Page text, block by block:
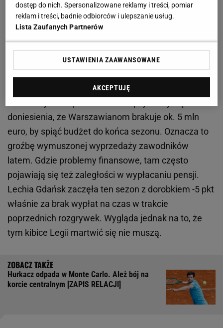
PlusLigi. Bednorz: Na boisku czujemy się jak rodzina
Ponad 20 mln złotych dziury w budżecie
Niezależnie jednak od tego, czyLegiaw lidze
musiała sobie radzić z dużymi kłopotami
doniesienia, że Warszawianom brakuje ok. 5 mln
euro, by spiąć budżet do końca sezonu. Oznacza to
groźbę wymuszonej wyprzedaży zawodników
latem. Gdzie problemy finansowe, tam często
pojawiają się też zaległości w wypłacaniu pensji.
Lechia Gdańsk zaczęła ten sezon z dorobkiem -5 pkt
właśnie za brak wypłat na czas w trakcie
poprzednich rozgrywek. Wygląda jednak na to, że
tym kibice Legii martwić się nie muszą.
Hurkacz odpada w Monte Carlo. Ależ bój na
korcie centralnym [ZAPIS RELACJI]
dostęp do nich. Spersonalizowane reklamy i treści, pomiar
reklam i treści, badnie odbiorców i ulepszanie usług.
Lista Zaufanych Partnerów
USTAWIENIA ZAAWANSOWANE
AKCEPTUJĘ